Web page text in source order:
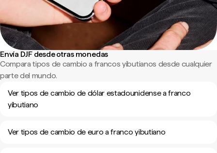
Envía DJF desde otras monedas
Compara tipos de cambio a francos yibutianos desde cualquier
parte del mundo.
Ver tipos de cambio de dólar estadounidense a franco
yibutiano
Ver tipos de cambio de euro a franco yibutiano